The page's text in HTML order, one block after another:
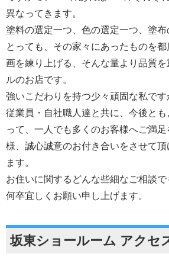
異なってきます。
塗料の選定一つ、色の選定一つ、塗
とっても、その家々にあったものを
画を練り上げる、そんな量より品質
ルのお店です。
強いこだわりを持つ少々頑固な私で
従業員・自社職人達と共に、今後と
って、一人でも多くのお客様へご満
様、誠心誠意のお付き合いをさせて頂
ます。
お住いに関するどんな些細なご相談で
何卒宜しくお願い申し上げます。
坂東ショールーム アクセ